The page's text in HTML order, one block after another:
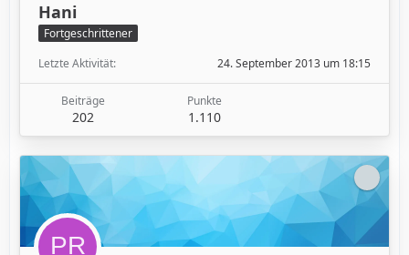
Hani
Fortgeschrittener
Letzte Aktivität
24. September 2013 um 18:15
Beiträge
202
Punkte
1.110